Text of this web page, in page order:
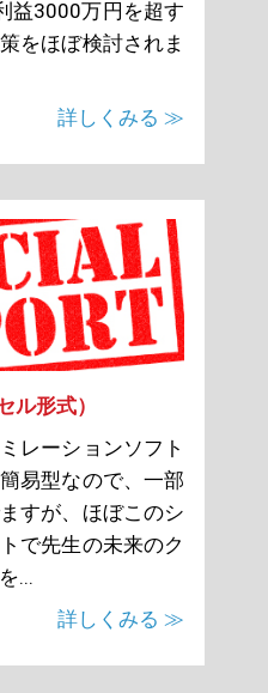
益3000万円を超す
をほぼ検討されま
詳しくみる ≫
ル形式）
レーションソフト
易型なので、一部
すが、ほぼこのシ
で先生の未来のク
...
詳しくみる ≫